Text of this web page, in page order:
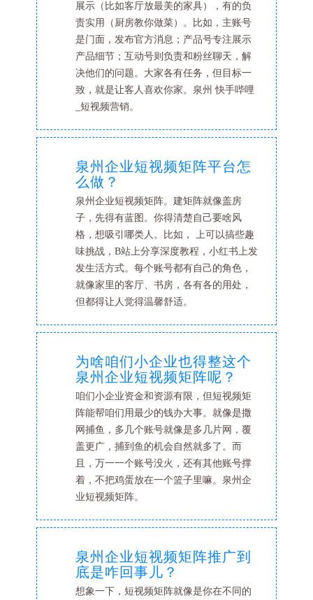
展示（比如客厅放最美的家具），有的负
责实用（厨房教你做菜）。比如，主账号
是门面，发布官方消息；产品号专注展示
产品细节；互动号则负责和粉丝聊天，解
决他们的问题。大家各有任务，但目标一
致，就是让客人喜欢你家。泉州 快手哔哩
_短视频营销。
泉州企业短视频矩阵平台怎
么做？
泉州企业短视频矩阵。建矩阵就像盖房
子，先得有蓝图。你得清楚自己要啥风
格，想吸引哪类人。比如， 上可以搞些趣
味挑战，B站上分享深度教程，小红书上发
发生活方式。每个账号都有自己的角色，
就像家里的客厅、书房，各有各的用处，
但都得让人觉得温馨舒适。
为啥咱们小企业也得整这个
泉州企业短视频矩阵呢？
咱们小企业资金和资源有限，但短视频矩
阵能帮咱们用最少的钱办大事。就像是撒
网捕鱼，多几个账号就像是多几片网，覆
盖更广，捕到鱼的机会自然就多了。而
且，万一一个账号没火，还有其他账号撑
着，不把鸡蛋放在一个篮子里嘛。泉州企
业短视频矩阵。
泉州企业短视频矩阵推广到
底是咋回事儿？
想象一下，短视频矩阵就像是你在不同的